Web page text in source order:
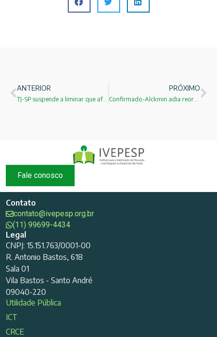
ANTERIOR
TJ-SP suspende a liminar que afastou vice-reitora da Unesp
PRÓXIMO
Confirmado-Alckmin adia reorganização escolar no Estado de São Paulo
Fale conosco
Contato
contato@ivepesp.org.br
(11) 99699-4434
Legal
CNPJ: 15.151.763/0001-00
R. Antonio Bastos, 618
Sala 01
Vila Bastos - Santo André
09040-220
Utilidade Pública
ICT
CRCE